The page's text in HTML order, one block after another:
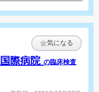
気になる
際病院の臨床検査